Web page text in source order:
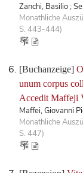
Zanchi, Basilio ;
Monathliche
S. 443-444)
[Buchanzeige]
unum corpus
Accedit Maffeji
Maffei, Giovanni
Monathliche
S. 447)